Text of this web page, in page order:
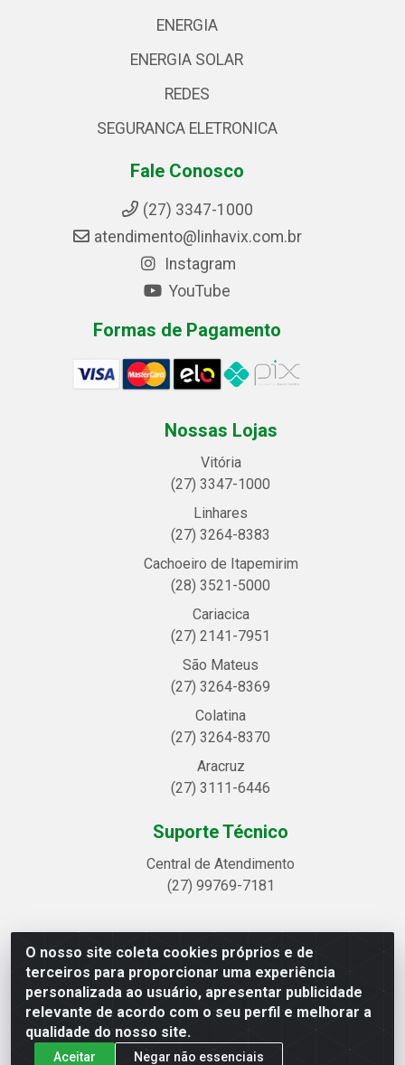
O nosso site coleta cookies próprios e de
terceiros para proporcionar uma experiência
personalizada ao usuário, apresentar publicidade
relevante de acordo com o seu perfil e melhorar a
qualidade do nosso site.
Aceitar Negar não essenciais
ENERGIA
ENERGIA SOLAR
REDES
SEGURANCA ELETRONICA
Fale Conosco
(27) 3347-1000
atendimento@linhavix.com.br
Instagram
YouTube
Formas de Pagamento
Nossas Lojas
Vitória
(27) 3347-1000
Linhares
(27) 3264-8383
Cachoeiro de Itapemirim
(28) 3521-5000
Cariacica
(27) 2141-7951
São Mateus
(27) 3264-8369
Colatina
(27) 3264-8370
Aracruz
(27) 3111-6446
Suporte Técnico
Central de Atendimento
(27) 99769-7181
Linhavix Distribuidora LTDA - Avenida Alegre, 2521 -
Quadra314 Lote 05 e 07 - Shell, Linhares/ES - CEP
29.901-605 - CNPJ 20.857.514/0001-75